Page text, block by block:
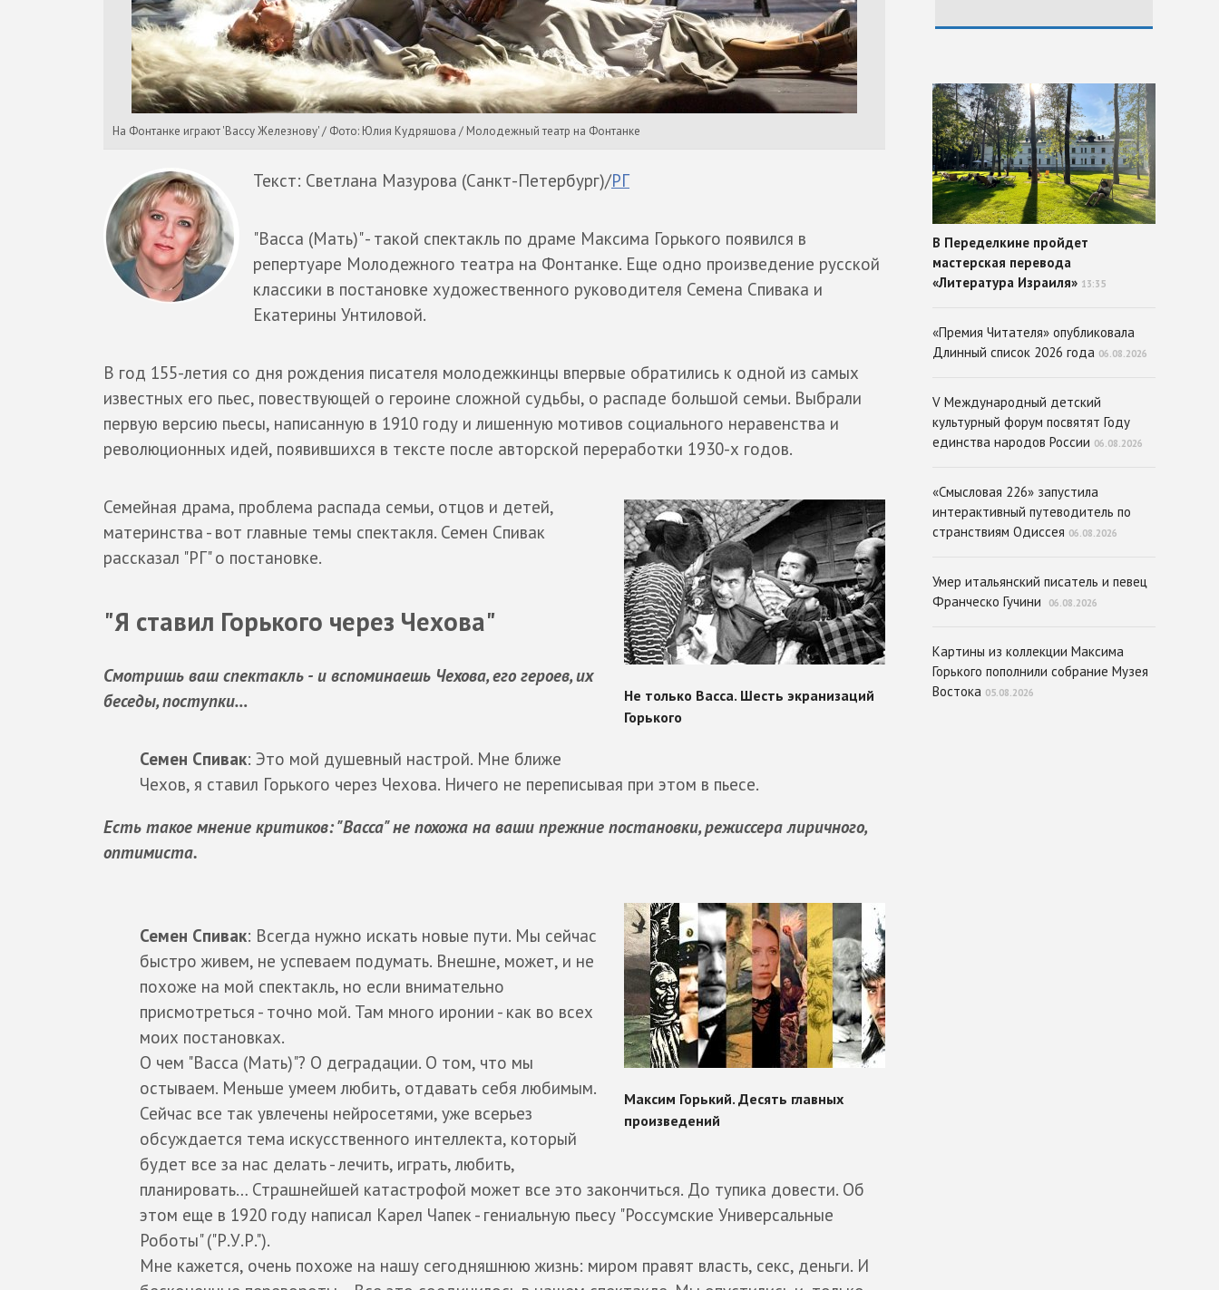
На Фонтанке играют 'Вассу Железнову' / Фото: Юлия Кудряшова / Молодежный театр на Фонтанке
Текст: Светлана Мазурова (Санкт-Петербург)/РГ
"Васса (Мать)" - такой спектакль по драме Максима Горького появился в
репертуаре Молодежного театра на Фонтанке. Еще одно произведение русской
классики в постановке художественного руководителя Семена Спивака и
Екатерины Унтиловой.
В год 155-летия со дня рождения писателя молодежкинцы впервые обратились к одной из самых
известных его пьес, повествующей о героине сложной судьбы, о распаде большой семьи. Выбрали
первую версию пьесы, написанную в 1910 году и лишенную мотивов социального неравенства и
революционных идей, появившихся в тексте после авторской переработки 1930-х годов.
Семейная драма, проблема распада семьи, отцов и детей,
материнства - вот главные темы спектакля. Семен Спивак
рассказал "РГ" о постановке.
"Я ставил Горького через Чехова"
Смотришь ваш спектакль - и вспоминаешь Чехова, его героев, их
беседы, поступки…
Семен Спивак: Это мой душевный настрой. Мне ближе
Чехов, я ставил Горького через Чехова. Ничего не переписывая при этом в пьесе.
Есть такое мнение критиков: "Васса" не похожа на ваши прежние постановки, режиссера лиричного,
оптимиста.
Семен Спивак: Всегда нужно искать новые пути. Мы сейчас
быстро живем, не успеваем подумать. Внешне, может, и не
похоже на мой спектакль, но если внимательно
присмотреться - точно мой. Там много иронии - как во всех
моих постановках.
О чем "Васса (Мать)"? О деградации. О том, что мы
остываем. Меньше умеем любить, отдавать себя любимым.
Сейчас все так увлечены нейросетями, уже всерьез
обсуждается тема искусственного интеллекта, который
будет все за нас делать - лечить, играть, любить,
планировать… Страшнейшей катастрофой может все это закончиться. До тупика довести. Об
этом еще в 1920 году написал Карел Чапек - гениальную пьесу "Россумские Универсальные
Роботы" ("Р.У.Р.").
Мне кажется, очень похоже на нашу сегодняшнюю жизнь: миром правят власть, секс, деньги. И
В Переделкине пройдет
мастерская перевода
«Литература Израиля» 13:35
«Премия Читателя» опубликовала
Длинный список 2026 года 06.08.2026
V Международный детский
культурный форум посвятят Году
единства народов России 06.08.2026
«Смысловая 226» запустила
интерактивный путеводитель по
странствиям Одиссея 06.08.2026
Умер итальянский писатель и певец
Франческо Гучини
06.08.2026
Картины из коллекции Максима
Горького пополнили собрание Музея
Востока 05.08.2026